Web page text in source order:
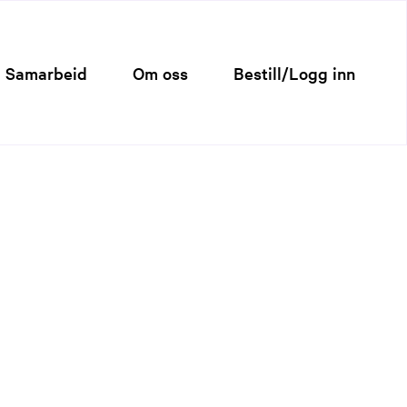
Samarbeid Om oss Bestill/Logg inn